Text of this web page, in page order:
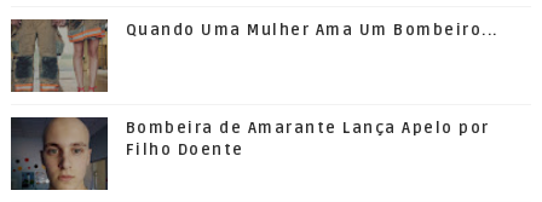
Quando Uma Mulher Ama Um Bombeiro...
Bombeira de Amarante Lança Apelo por
Filho Doente